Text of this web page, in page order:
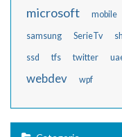
microsoft mobile
samsung SerieTv
ssd tfs twitter
webdev wpf